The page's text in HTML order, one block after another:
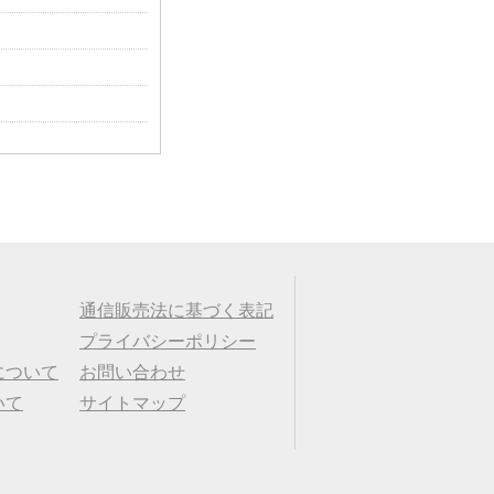
ついて
て
通信販売法に基づく表記
プライバシーポリシー
お問い合わせ
サイトマップ